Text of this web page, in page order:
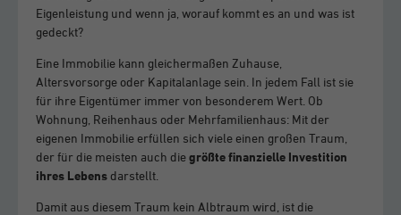
Eigenleistung und wenn ja, worauf kommt es an und was ist
gedeckt?
Eine Immobilie kann gleichermaßen Zuhause,
Altersvorsorge oder Kapitalanlage sein. In jedem Fall ist sie
für ihre Eigentümer immer von besonderem Wert. Ob
Wohnung, Reihenhaus oder Mehrfamilienhaus: Mit der
eigenen Immobilie erfüllen sich viele einen großen Traum,
der für die meisten auch diegrößte finanzielle Investition
ihres Lebens darstellt.
Damit aus diesem Traum kein Albtraum wird, ist die